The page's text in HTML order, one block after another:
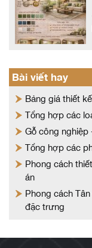
Bài viết hay
Bảng giá thiết
Tổng hợp các
Gỗ công nghiệp
Tổng hợp các
Phong cách
án
Phong cách
đặc trưng